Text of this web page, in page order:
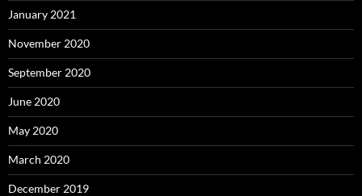
January 2021
November 2020
September 2020
June 2020
May 2020
March 2020
December 2019